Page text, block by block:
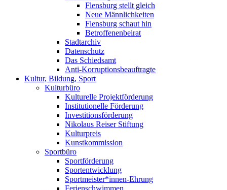
Flensburg stellt gleich
Neue Männlichkeiten
Flensburg schaut hin
Betroffenenbeirat
Stadtarchiv
Datenschutz
Das Schiedsamt
Anti-Korruptionsbeauftragte
Kultur, Bildung, Sport
Kulturbüro
Kulturelle Projektförderung
Institutionelle Förderung
Investitionsförderung
Nikolaus Reiser Stiftung
Kulturpreis
Kunstkommission
Sportbüro
Sportförderung
Sportentwicklung
Sportmeister*innen-Ehrung
Ferienschwimmen